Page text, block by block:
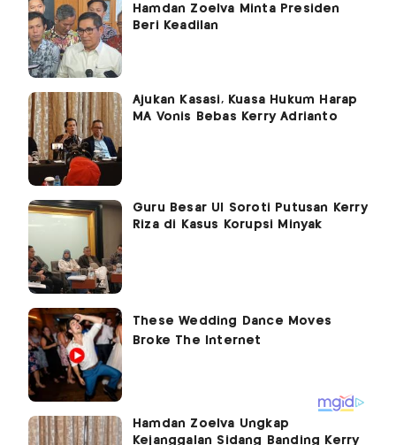
Hamdan Zoelva Minta Presiden
Beri Keadilan
Ajukan Kasasi, Kuasa Hukum Harap
MA Vonis Bebas Kerry Adrianto
Guru Besar UI Soroti Putusan Kerry
Riza di Kasus Korupsi Minyak
Hamdan Zoelva Ungkap
Kejanggalan Sidang Banding Kerry